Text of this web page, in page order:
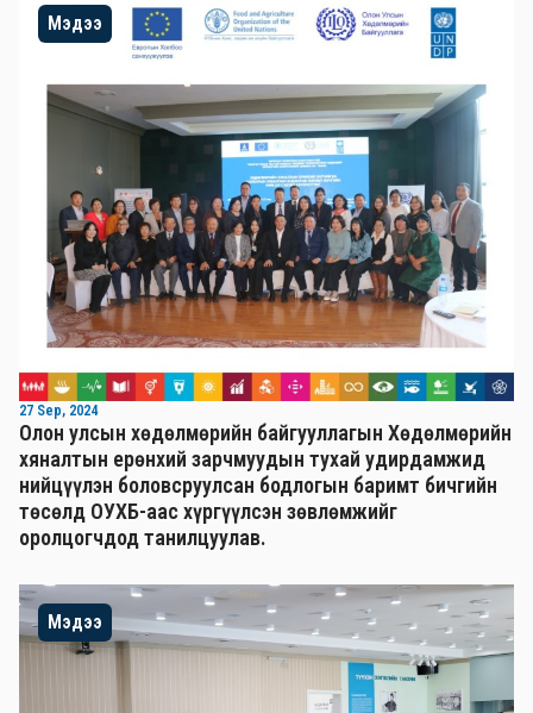
Мэдээ
27 Sep, 2024
Олон улсын хөдөлмөрийн байгууллагын Хөдөлмөрийн
хяналтын ерөнхий зарчмуудын тухай удирдамжид
нийцүүлэн боловсруулсан бодлогын баримт бичгийн
төсөлд ОУХБ-аас хүргүүлсэн зөвлөмжийг
оролцогчдод танилцуулав.
Мэдээ